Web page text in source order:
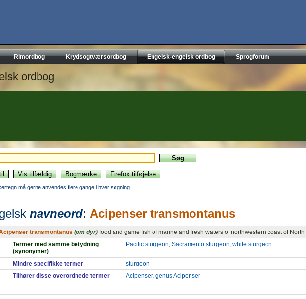
Rimordbog Krydsogtværsordbog Engelsk-engelsk ordbog Sprogforum
ordbog
må gerne anvendes flere gange i hver søgning.
navneord: Acipenser transmontanus
transmontanus (om dyr) food and game fish of marine and fresh waters of northwestern coast of North
Termer med samme betydning
(synonymer)
Pacific sturgeon, Sacramento sturgeon, white sturgeon
Mindre specifikke termer
sturgeon
Tilhører disse overordnede termer
Acipenser, genus Acipenser